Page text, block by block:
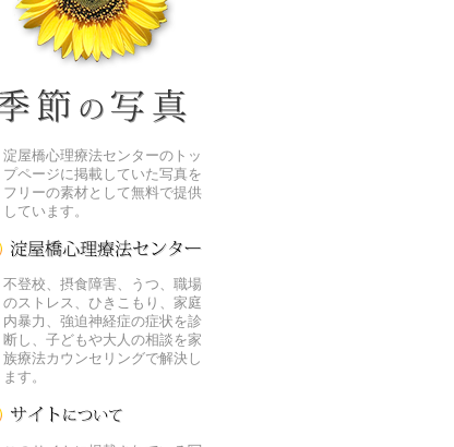
淀屋橋心理療法センターのトッ
プページに掲載していた写真を
フリーの素材として無料で提供
しています。
不登校、摂食障害、うつ、職場
のストレス、ひきこもり、家庭
内暴力、強迫神経症の症状を診
断し、子どもや大人の相談を家
族療法カウンセリングで解決し
ます。